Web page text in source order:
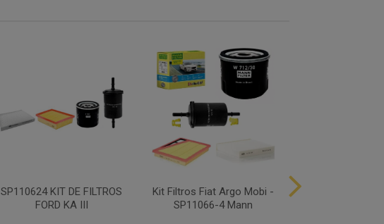
SP110624 KIT DE FILTROS
FORD KA III
Kit Filtros Fiat Argo Mobi -
SP11066-4 Mann
SP110674 KIT